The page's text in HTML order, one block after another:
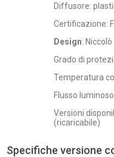
Diffusore:
Certificazione:
Design:
Grado di
Temperatura
Flusso
Versioni
(ricaricabile)
Specifiche versione